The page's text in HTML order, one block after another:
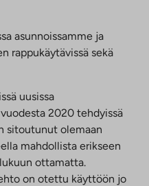
asunnoissamme ja
rappukäytävissä sekä
uusissa
2020 tehdyissä
sitoutunut olemaan
mahdollista erikseen
ottamatta.
on otettu käyttöön jo